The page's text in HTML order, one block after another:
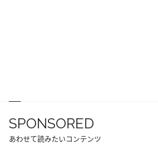
SPONSORED
あわせて読みたいコンテンツ